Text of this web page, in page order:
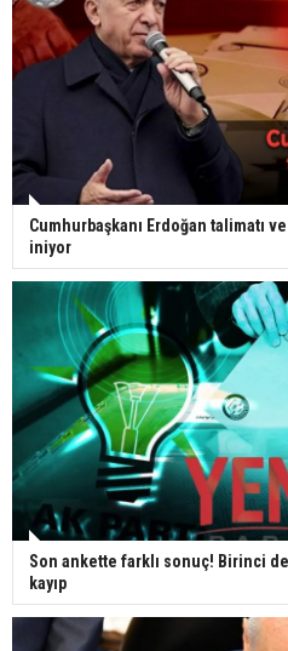
Cumhurbaşkanı Erdoğan talimatı
iniyor
Son ankette farklı sonuç! Birinci
kayıp